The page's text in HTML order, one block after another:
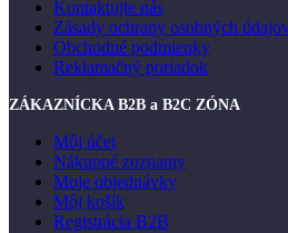
Kontaktujte nás
Zásady ochrany osobných
Obchodné podmienky
Reklamačný poriadok
ZÁKAZNÍCKA B2B a B2C ZÓNA
Môj účet
Nákupné zoznamy
Moje objednávky
Môj košík
Registrácia B2B